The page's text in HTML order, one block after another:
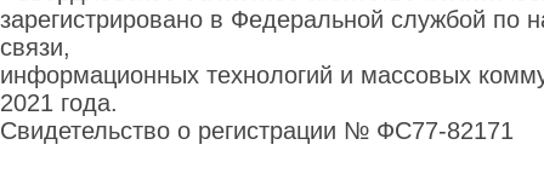
зарегистрировано в Федеральной службой по
связи,
информационных технологий и массовых
2021 года.
Свидетельство о регистрации № ФС77-82171